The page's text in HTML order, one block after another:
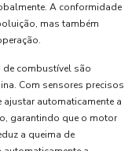
A conformidade
mas também
de combustível são
Com sensores precisos
automaticamente a
garantindo que o motor
a queima de